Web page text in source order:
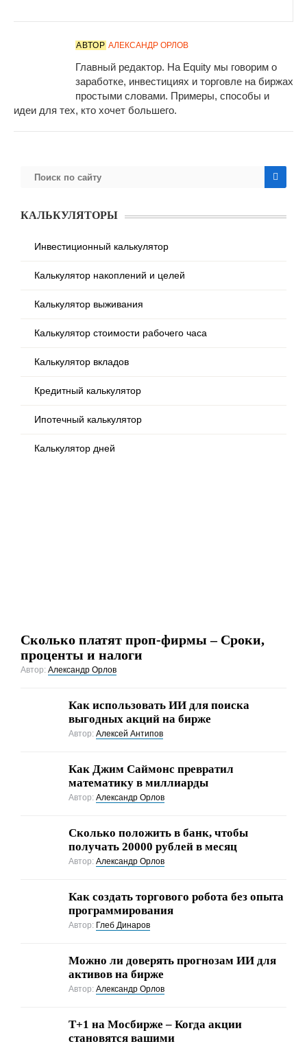
АВТОР АЛЕКСАНДР ОРЛОВ
Главный редактор. На Equity мы говорим о
заработке, инвестициях и торговле на биржах
простыми словами. Примеры, способы и
идеи для тех, кто хочет большего.
КАЛЬКУЛЯТОРЫ
Инвестиционный калькулятор
Калькулятор накоплений и целей
Калькулятор выживания
Калькулятор стоимости рабочего часа
Калькулятор вкладов
Кредитный калькулятор
Ипотечный калькулятор
Калькулятор дней
Сколько платят проп-фирмы – Сроки,
проценты и налоги
Автор:Александр Орлов
Как использовать ИИ для поиска
выгодных акций на бирже
Автор:Алексей Антипов
Как Джим Саймонс превратил
математику в миллиарды
Автор:Александр Орлов
Сколько положить в банк, чтобы
получать 20000 рублей в месяц
Автор:Александр Орлов
Как создать торгового робота без опыта
программирования
Автор: Глеб Динаров
Можно ли доверять прогнозам ИИ для
активов на бирже
Автор:Александр Орлов
Т+1 на Мосбирже – Когда акции
становятся вашими